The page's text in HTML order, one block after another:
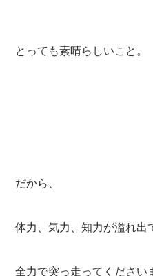
とっても素晴らしいこと。
だから、
体力、気力、知力が溢れ出
全力で突っ走ってください